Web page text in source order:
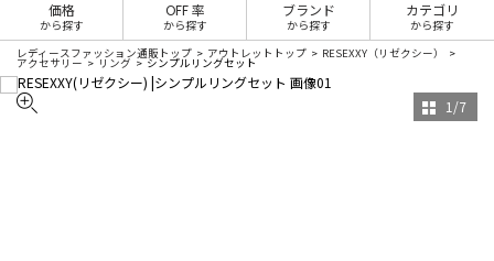
価格
から探す
OFF 率
から探す
ブランド
から探す
カテゴリ
から探す
レディースファッション通販トップ アウトレットトップ RESEXXY（リゼクシー）
アクセサリー リング シンプルリングセット
1 /7